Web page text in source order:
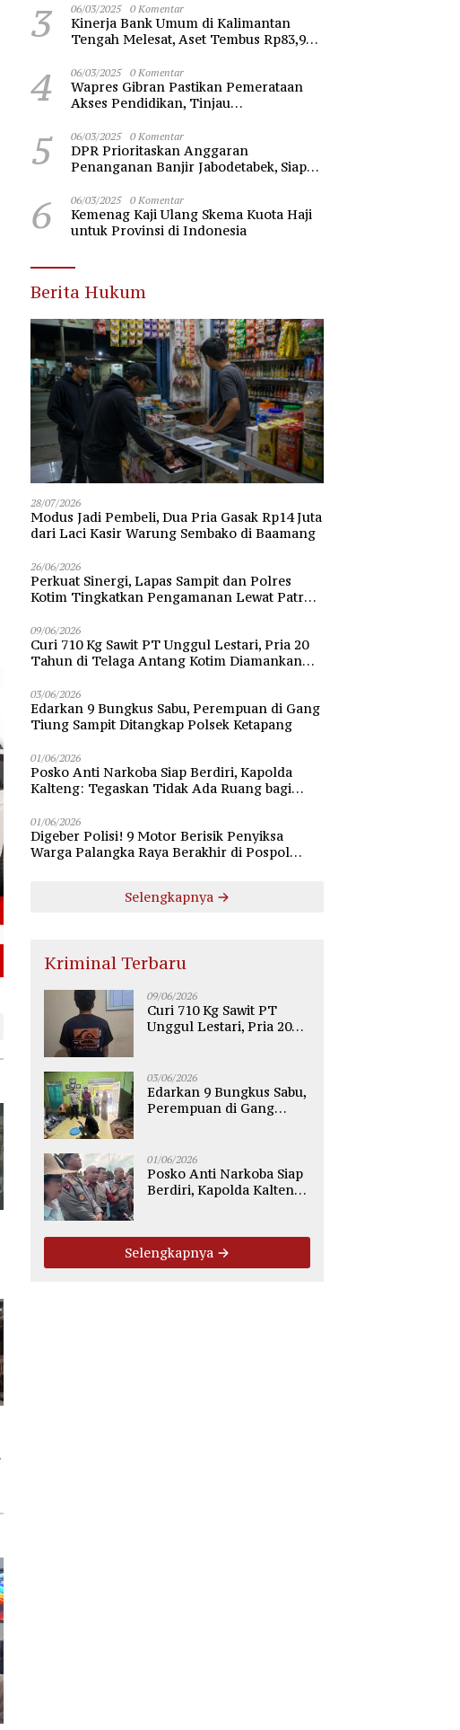
3 06/03/2025 0 Komentar
Kinerja Bank Umum di Kalimantan
Tengah Melesat, Aset Tembus Rp83,98
4 06/03/2025 0 Komentar
Wapres Gibran Pastikan Pemerataan
Akses Pendidikan, Tinjau
Nawawi Banten
5 06/03/2025 0 Komentar
DPR Prioritaskan Anggaran
Penanganan Banjir Jabodetabek, Siap
6 06/03/2025 0 Komentar
Kemenag Kaji Ulang Skema Kuota Haji
untuk Provinsi di Indonesia
Berita Hukum
28/07/2026
Modus Jadi Pembeli, Dua Pria Gasak Rp14 Juta
dari Laci Kasir Warung Sembako di Baamang
26/06/2026
Perkuat Sinergi, Lapas Sampit dan Polres
Kotim Tingkatkan Pengamanan Lewat Patroli
09/06/2026
Curi 710 Kg Sawit PT Unggul Lestari, Pria 20
Tahun di Telaga Antang Kotim Diamankan
03/06/2026
Edarkan 9 Bungkus Sabu, Perempuan di Gang
Tiung Sampit Ditangkap Polsek Ketapang
01/06/2026
Posko Anti Narkoba Siap Berdiri, Kapolda
Kalteng: Tegaskan Tidak Ada Ruang bagi
01/06/2026
Digeber Polisi! 9 Motor Berisik Penyiksa
Warga Palangka Raya Berakhir di Pospol
Selengkapnya
Kriminal Terbaru
09/06/2026
Curi 710 Kg Sawit PT
Unggul Lestari, Pria 20
03/06/2026
Edarkan 9 Bungkus Sabu,
Perempuan di Gang
01/06/2026
Posko Anti Narkoba Siap
Berdiri, Kapolda Kalteng:
Palangka Raya
Selengkapnya